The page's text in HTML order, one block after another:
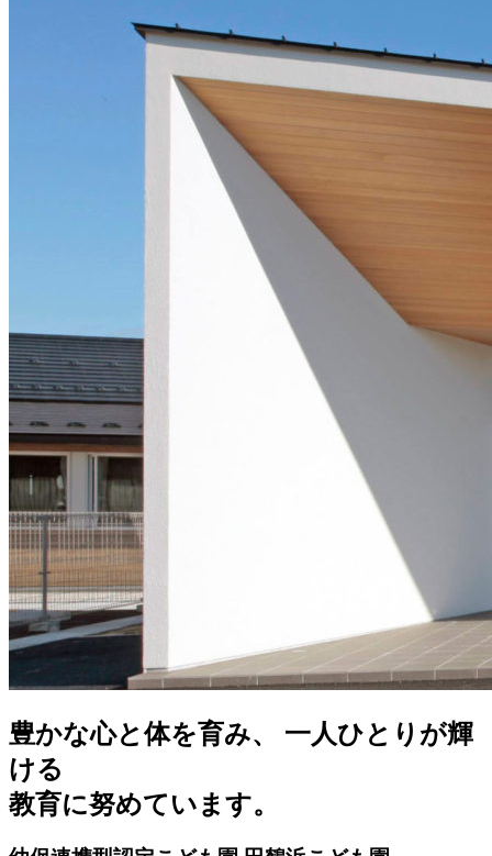
豊かな心と体を育み、 一人ひとりが輝
ける
教育に努めています。